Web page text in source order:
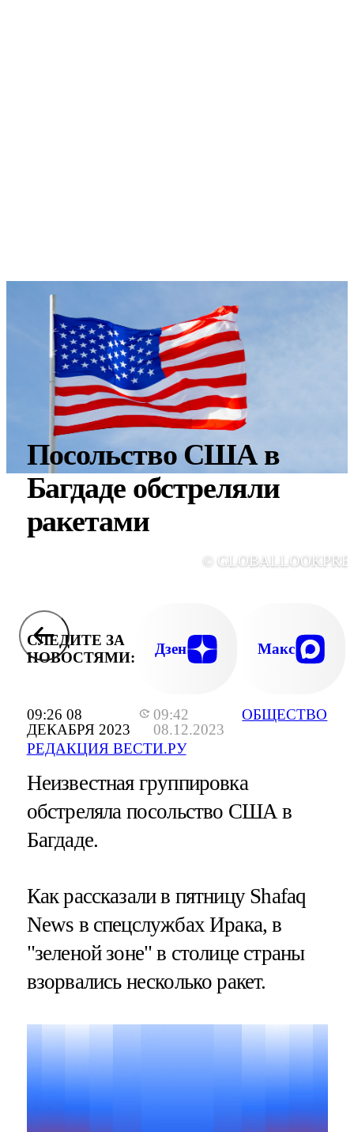
09:26 08
ДЕКАБРЯ 2023
09:42
08.12.2023
РЕДАКЦИЯ ВЕСТИ.РУ
ОБЩЕСТВО
Посольство США в
Багдаде обстреляли
ракетами
©
СЛЕДИТЕ ЗА
НОВОСТЯМИ:
Дзен Макс
Неизвестная группировка
обстреляла посольство США в
Багдаде.
Как рассказали в пятницу Shafaq
News в спецслужбах Ирака, в
"зеленой зоне" в столице страны
взорвались несколько ракет.